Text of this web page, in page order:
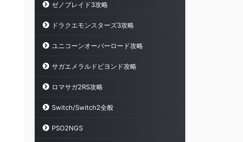
ゼノブレイド3攻略
ドラクエモンスターズ3攻略
ユニコーンオーバーロード攻略
サガエメラルドビヨンド攻略
ロマサガ2RS攻略
Switch/Switch2全般
PSO2NGS